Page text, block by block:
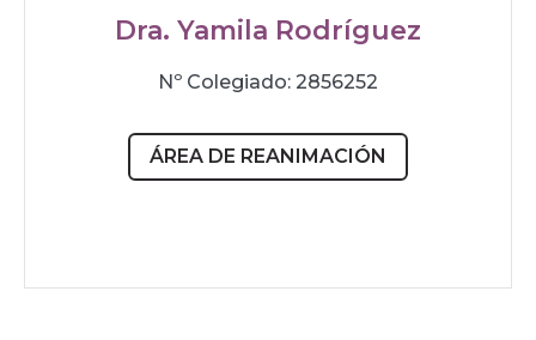
Dra. Yamila Rodríguez
Nº Colegiado: 2856252
ÁREA DE REANIMACIÓN